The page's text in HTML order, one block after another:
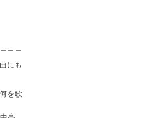
にも
を歌